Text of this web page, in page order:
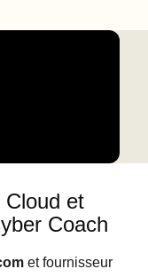
et
Coach
et fournisseur